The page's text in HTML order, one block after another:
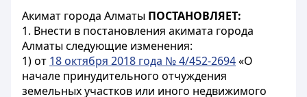
Акимат города Алматы ПОСТАНОВЛЯЕТ:
1. Внести в постановления акимата города
Алматы следующие изменения:
1) от 18 октября 2018 года № 4/452-2694«О
начале принудительного отчуждения
земельных участков или иного недвижимого